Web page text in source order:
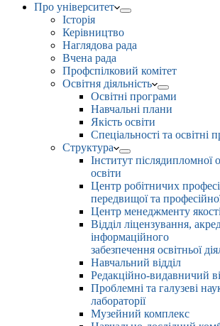
Про університет
Історія
Керівництво
Наглядова рада
Вчена рада
Профспілковий комітет
Освітня діяльність
Освітні програми
Навчальні плани
Якість освіти
Спеціальності та
Структура
Інститут післядипломної
освіти
Центр робітничих
передвищої та
Центр менеджменту
Відділ ліцензування,
інформаційного
забезпечення освітньої
Навчальний відділ
Редакційно-видавничий
Проблемні та галузеві
лабораторії
Музейний комплекс